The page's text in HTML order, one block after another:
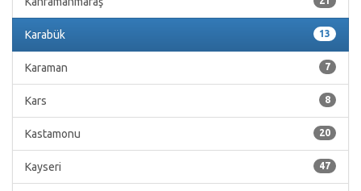
13
Karabük
7
Karaman
8
Kars
20
Kastamonu
47
Kayseri